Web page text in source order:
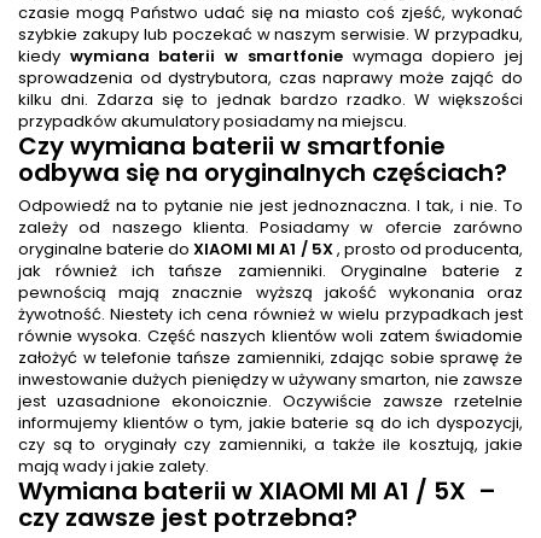
czasie mogą Państwo udać się na miasto coś zjeść, wykonać
szybkie zakupy lub poczekać w naszym serwisie. W przypadku,
kiedy wymiana baterii w smartfoniewymaga dopiero jej
sprowadzenia od dystrybutora, czas naprawy może zająć do
kilku dni. Zdarza się to jednak bardzo rzadko. W większości
przypadków akumulatory posiadamy na miejscu.
Czywymiana baterii w smartfonie
odbywa się na oryginalnych częściach?
Odpowiedź na to pytanie nie jest jednoznaczna. I tak, i nie. To
zależy od naszego klienta. Posiadamy w ofercie zarówno
oryginalne baterie doXIAOMI MI A1 / 5X, prosto od producenta,
jak również ich tańsze zamienniki. Oryginalne baterie z
pewnością mają znacznie wyższą jakość wykonania oraz
żywotność. Niestety ich cena również w wielu przypadkach jest
równie wysoka. Część naszych klientów woli zatem świadomie
założyć w telefonie tańsze zamienniki, zdając sobie sprawę że
inwestowanie dużych pieniędzy w używany smarton, nie zawsze
jest uzasadnione ekonoicznie. Oczywiście zawsze rzetelnie
informujemy klientów o tym, jakie baterie są do ich dyspozycji,
czy są to oryginały czy zamienniki, a także ile kosztują, jakie
mają wady i jakie zalety.
Wymiana baterii w XIAOMI MI A1 / 5X –
czy zawsze jest potrzebna?